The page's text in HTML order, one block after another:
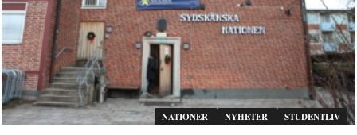
NATIONER NYHETER STUDENTLIV